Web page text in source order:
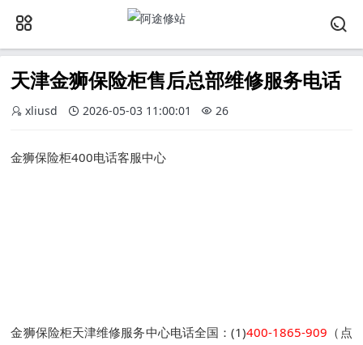
天津金狮保险柜售后总部维修服务电话
xliusd 2026-05-03 11:00:01 26
金狮保险柜400电话客服中心
金狮保险柜天津维修服务中心电话全国：(1)400-1865-909 （点